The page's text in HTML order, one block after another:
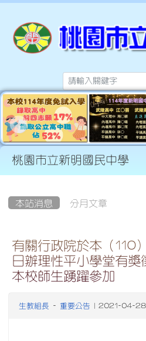
桃園市立新明國民中學
本站消息 分月文章
有關行政院於本（110
日辦理性平小學堂有獎
本校師生踴躍參加
生教組長 - 重要公告 | 2021-04-